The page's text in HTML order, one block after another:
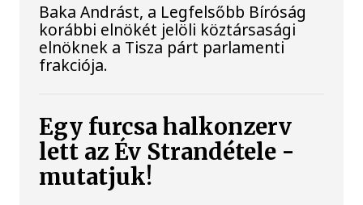
Baka Andrást, a Legfelsőbb Bíróság
korábbi elnökét jelöli köztársasági
elnöknek a Tisza párt parlamenti
frakciója.
Egy furcsa halkonzerv
lett az Év Strandétele -
mutatjuk!